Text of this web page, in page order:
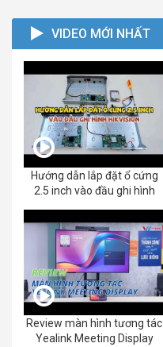
VIDEO MỚI NHẤT
Hướng dẫn lắp đặt ổ cứng
2.5 inch vào đầu ghi hình
Review màn hình tương tác
Yealink Meeting Display